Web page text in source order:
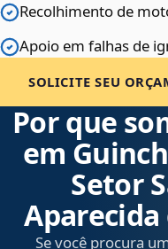
Recolhimento de
Apoio em falhas de
SOLICITE SEU
Por que
em
Setor
Aparecida
Se você procura